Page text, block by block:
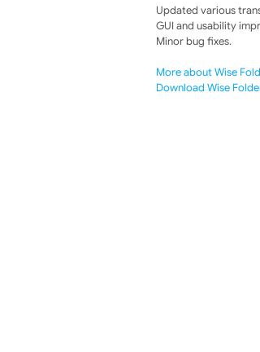
Updated various
GUI and usability
Minor bug fixes.
More about Wise
Download Wise